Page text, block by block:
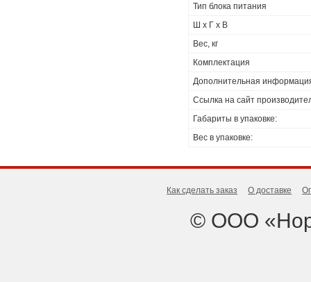
Тип блока питания
Ш х Г х В
Вес, кг
Комплектация
Дополнительная
Ссылка на сайт
Габариты в упаковке:
Вес в упаковке:
Как сделать заказ О доставке
© ООО